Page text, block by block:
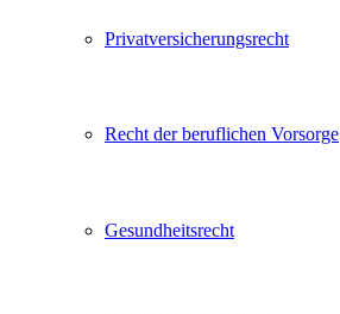
Privatversicherungsrecht
Recht der beruflichen Vorsorge
Gesundheitsrecht